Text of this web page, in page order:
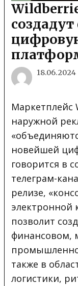
18.06.2024
Маркетплейс
наружной
новейшей
говорится в
телеграм-
релизе,
позволит
финансовом,
также в
логистики,